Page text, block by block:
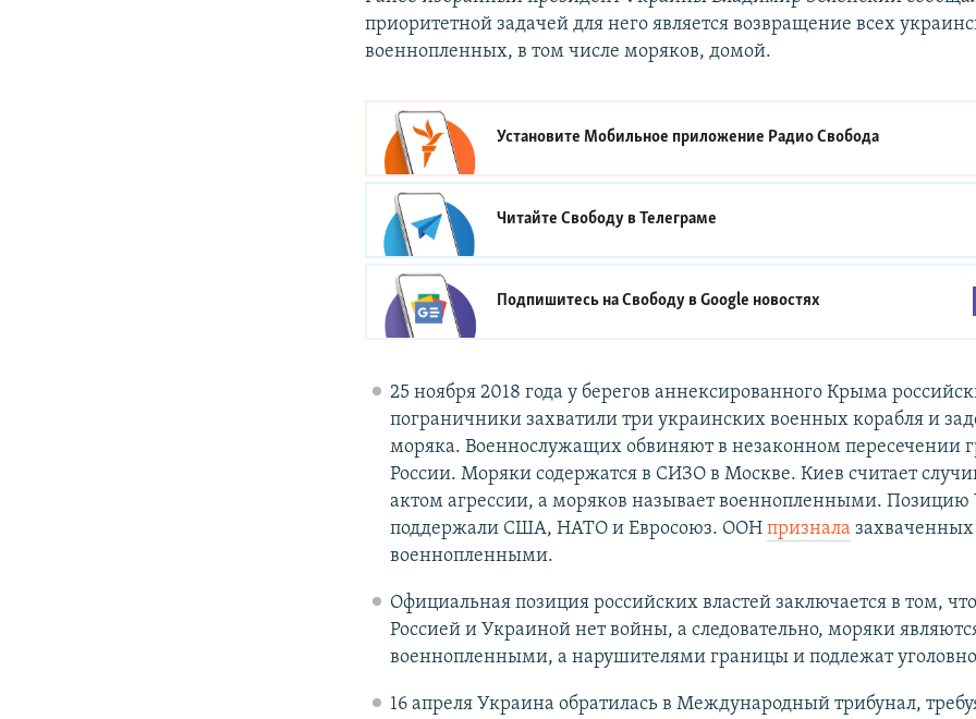
приоритетной задачей для него является возвращение всех
военнопленных, в том числе моряков, домой.
Установите Мобильное приложение Радио Свобода
Читайте Свободу вТелеграме
Подпишитесь на Свободу вGoogle новостях
25 ноября 2018 года у берегов аннексированного Крыма
пограничники захватили три украинских военных корабля и
моряка. Военнослужащих обвиняют в незаконном пересечении
России. Моряки содержатся в СИЗО в Москве. Киев считает
актом агрессии, а моряков называет военнопленными.
поддержали США, НАТО и Евросоюз. ООН признала
военнопленными.
Официальная позиция российских властей заключается в том,
Россией и Украиной нет войны, а следовательно, моряки
военнопленными, а нарушителями границы и подлежат
16 апреля Украина обратилась в Международный трибунал,